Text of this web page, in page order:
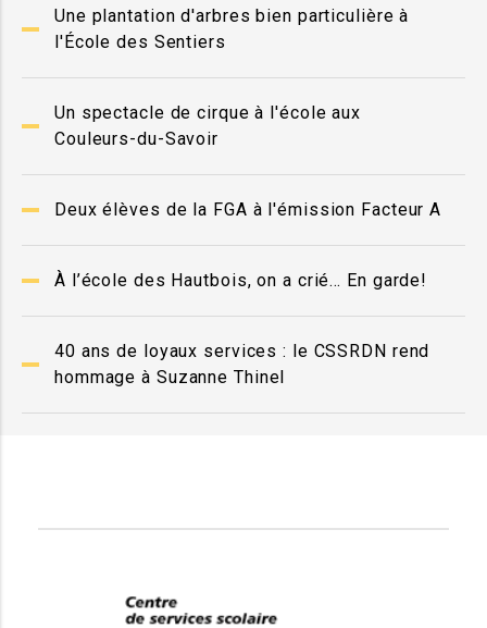
Une plantation d'arbres bien particulière à
l'École des Sentiers
Un spectacle de cirque à l'école aux
Couleurs-du-Savoir
Deux élèves de la FGA à l'émission Facteur A
À l’école des Hautbois, on a crié… En garde!
40 ans de loyaux services : le CSSRDN rend
hommage à Suzanne Thinel